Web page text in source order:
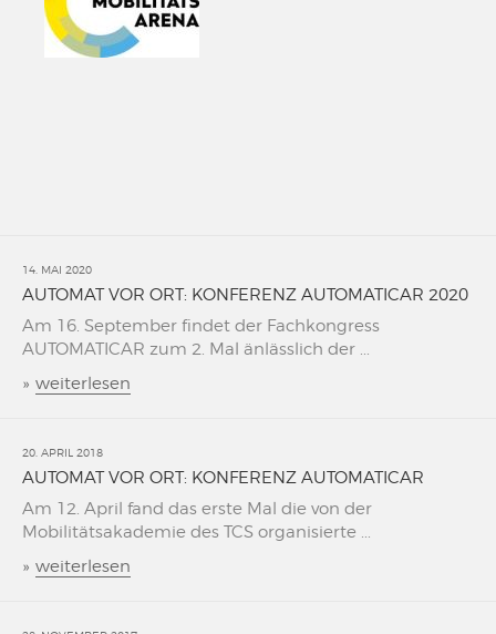
14. MAI 2020
AUTOMAT VOR ORT: KONFERENZ AUTOMATICAR 2020
Am 16. September findet der Fachkongress
AUTOMATICAR zum 2. Mal änlässlich der ...
» weiterlesen
20. APRIL 2018
AUTOMAT VOR ORT: KONFERENZ AUTOMATICAR
Am 12. April fand das erste Mal die von der
Mobilitätsakademie des TCS organisierte ...
» weiterlesen